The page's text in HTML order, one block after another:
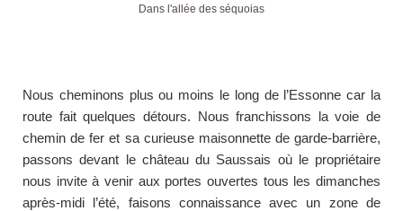
Dans l'allée des séquoias
Nous cheminons plus ou moins le long de l’Essonne car la
route fait quelques détours. Nous franchissons la voie de
chemin de fer et sa curieuse maisonnette de garde-barrière,
passons devant le château du Saussais où le propriétaire
nous invite à venir aux portes ouvertes tous les dimanches
après-midi l’été, faisons connaissance avec un zone de